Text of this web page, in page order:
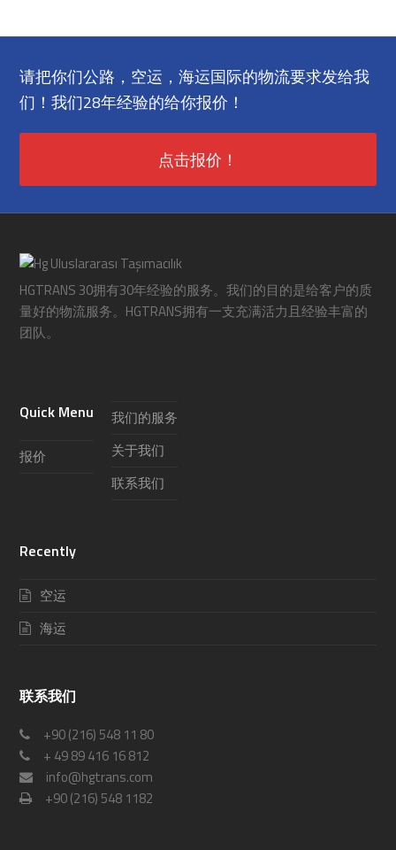
请把你们公路，空运，海运国际的物流要求发给我
们！我们28年经验的给你报价！
点击报价！
HGTRANS 30拥有30年经验的服务。我们的目的是给客户的质
量好的物流服务。HGTRANS拥有一支充满活力且经验丰富的
团队。
Quick Menu
报价
我们的服务
关于我们
联系我们
Recently
空运
海运
联系我们
+90 (216) 548 11 80
+ 49 89 416 16 812
info@hgtrans.com
+90 (216) 548 1182